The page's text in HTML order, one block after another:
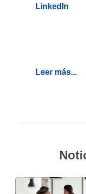
LinkedIn
Leer más...